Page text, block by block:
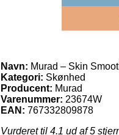
Navn: Murad – Skin
Kategori: Skønhed
Producent: Murad
Varenummer: 23674W
EAN: 767332809878
Vurderet til 4.1 ud af 5